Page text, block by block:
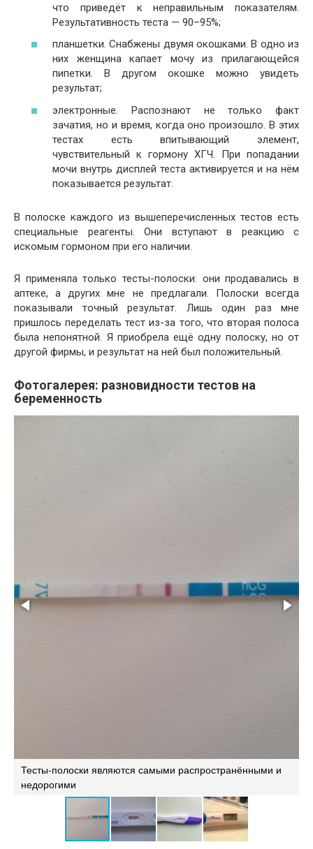
что приведёт к неправильным показателям.
Результативность теста — 90–95%;
планшетки. Снабжены двумя окошками. В одно из
них женщина капает мочу из прилагающейся
пипетки. В другом окошке можно увидеть
результат;
электронные. Распознают не только факт
зачатия, но и время, когда оно произошло. В этих
тестах есть впитывающий элемент,
чувствительный к гормону ХГЧ. При попадании
мочи внутрь дисплей теста активируется и на нём
показывается результат.
В полоске каждого из вышеперечисленных тестов есть
специальные реагенты. Они вступают в реакцию с
искомым гормоном при его наличии.
Я применяла только тесты-полоски: они продавались в
аптеке, а других мне не предлагали. Полоски всегда
показывали точный результат. Лишь один раз мне
пришлось переделать тест из-за того, что вторая полоса
была непонятной. Я приобрела ещё одну полоску, но от
другой фирмы, и результат на ней был положительный.
Фотогалерея: разновидности тестов на
беременность
Тесты-полоски являются самыми распространёнными и
недорогими